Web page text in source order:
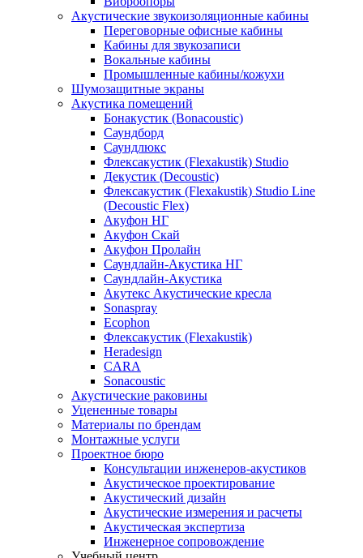
Акустические звукоизоляционные кабины
Переговорные офисные кабины
Кабины для звукозаписи
Вокальные кабины
Промышленные кабины/кожухи
Шумозащитные экраны
Акустика помещений
Бонакустик (Bonacoustic)
Саундборд
Саундлюкс
Флексакустик (Flexakustik) Studio
Декустик (Decoustic)
Флексакустик (Flexakustik) Studio Line
(Decoustic Flex)
Акуфон НГ
Акуфон Скай
Акуфон Пролайн
Саундлайн-Акустика НГ
Саундлайн-Акустика
Акутекс Акустические кресла
Sonaspray
Ecophon
Флексакустик (Flexakustik)
Heradesign
CARA
Sonacoustic
Акустические раковины
Уцененные товары
Материалы по брендам
Монтажные услуги
Проектное бюро
Консультации инженеров-акустиков
Акустическое проектирование
Акустический дизайн
Акустические измерения и расчеты
Акустическая экспертиза
Инженерное сопровождение